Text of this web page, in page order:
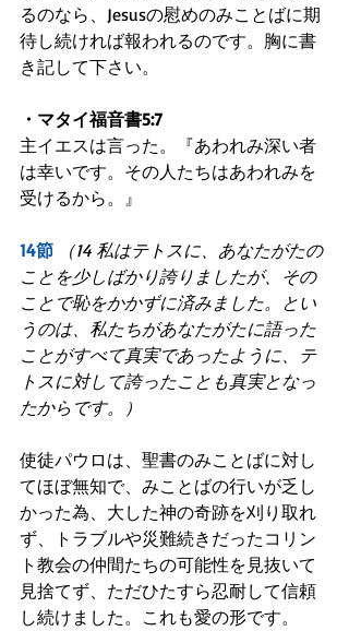
るのなら、Jesusの慰めのみことばに期
待し続ければ報われるのです。胸に書
き記して下さい。
・マタイ福音書5:7
主イエスは言った。『あわれみ深い者
は幸いです。その人たちはあわれみを
受けるから。』
14節
（14 私はテトスに、あなたがたの
ことを少しばかり誇りましたが、その
ことで恥をかかずに済みました。とい
うのは、私たちがあなたがたに語った
ことがすべて真実であったように、テ
トスに対して誇ったことも真実となっ
たからです。）
使徒パウロは、聖書のみことばに対し
てほぼ無知で、みことばの行いが乏し
かった為、大した神の奇跡を刈り取れ
ず、トラブルや災難続きだったコリン
ト教会の仲間たちの可能性を見抜いて
見捨てず、ただひたすら忍耐して信頼
し続けました。これも愛の形です。